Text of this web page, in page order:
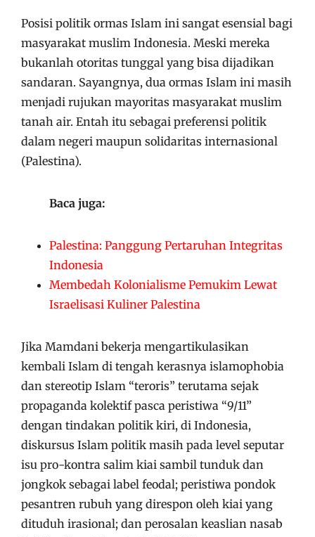
Posisi politik ormas Islam ini sangat esensial bagi
masyarakat muslim Indonesia. Meski mereka
bukanlah otoritas tunggal yang bisa dijadikan
sandaran. Sayangnya, dua ormas Islam ini masih
menjadi rujukan mayoritas masyarakat muslim
tanah air. Entah itu sebagai preferensi politik
dalam negeri maupun solidaritas internasional
(Palestina).
Baca juga:
Palestina: Panggung Pertaruhan Integritas
Indonesia
Membedah Kolonialisme Pemukim Lewat
Israelisasi Kuliner Palestina
Jika Mamdani bekerja mengartikulasikan
kembali Islam di tengah kerasnya islamophobia
dan stereotip Islam “teroris” terutama sejak
propaganda kolektif pasca peristiwa “9/11”
dengan tindakan politik kiri, di Indonesia,
diskursus Islam politik masih pada level seputar
isu pro-kontra salim kiai sambil tunduk dan
jongkok sebagai label feodal; peristiwa pondok
pesantren rubuh yang direspon oleh kiai yang
dituduh irasional; dan perosalan keaslian nasab